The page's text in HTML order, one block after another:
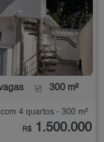
300 m²
4 quartos - 300 m²
R$ 1.500.000